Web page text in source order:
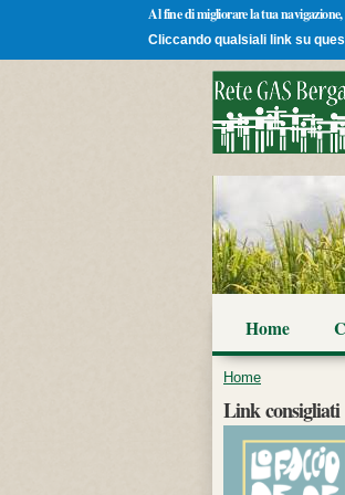
Al fine di migliorare la tua
Cliccando qualsiali link su
Home
Tu sei qui
Home
Link consigliati